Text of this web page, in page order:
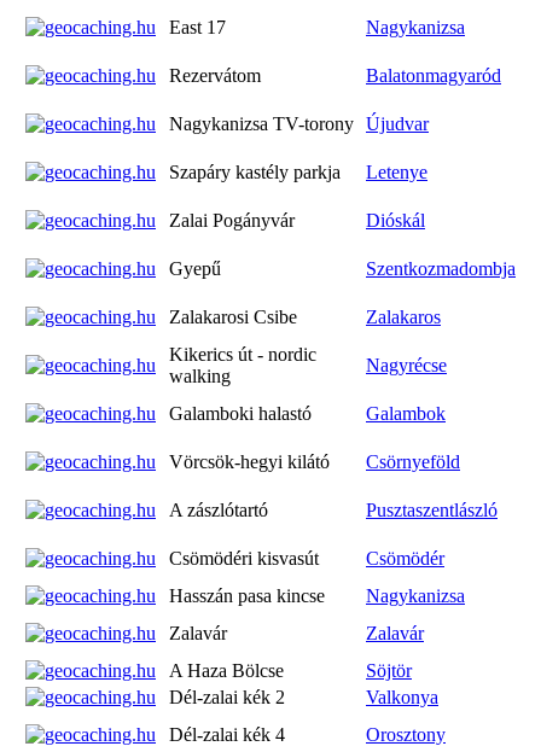
East 17 Nagykanizsa
Rezervátom Balatonmagyaród
Nagykanizsa TV-torony Újudvar
Szapáry kastély parkja Letenye
Zalai Pogányvár Dióskál
Gyepű Szentkozmadombja
Zalakarosi Csibe
Zalakaros
Kikerics út - nordic
walking
Nagyrécse
Galamboki halastó Galambok
Vörcsök-hegyi kilátó Csörnyeföld
A zászlótartó Pusztaszentlászló
Csömödéri kisvasút
Csömödér
Hasszán pasa kincse
Nagykanizsa
Zalavár
Zalavár
A Haza Bölcse
Söjtör
Dél-zalai kék 2
Valkonya
Dél-zalai kék 4
Orosztony